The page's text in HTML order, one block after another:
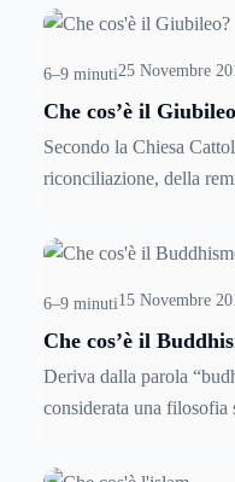
sue festività religiose e
alla situazione politica e
allora tutte le risposte
necessari per
6–9 minuti25 Novembre
Che cos’è il
Secondo la Chiesa
riconciliazione, della
l’indulgenza plenaria e
conoscere qualcosa in
in quali luoghi e perché.
6–9 minuti15 Novembre
Che cos’è il
Deriva dalla parola
considerata una filosofia
persone in tutto il